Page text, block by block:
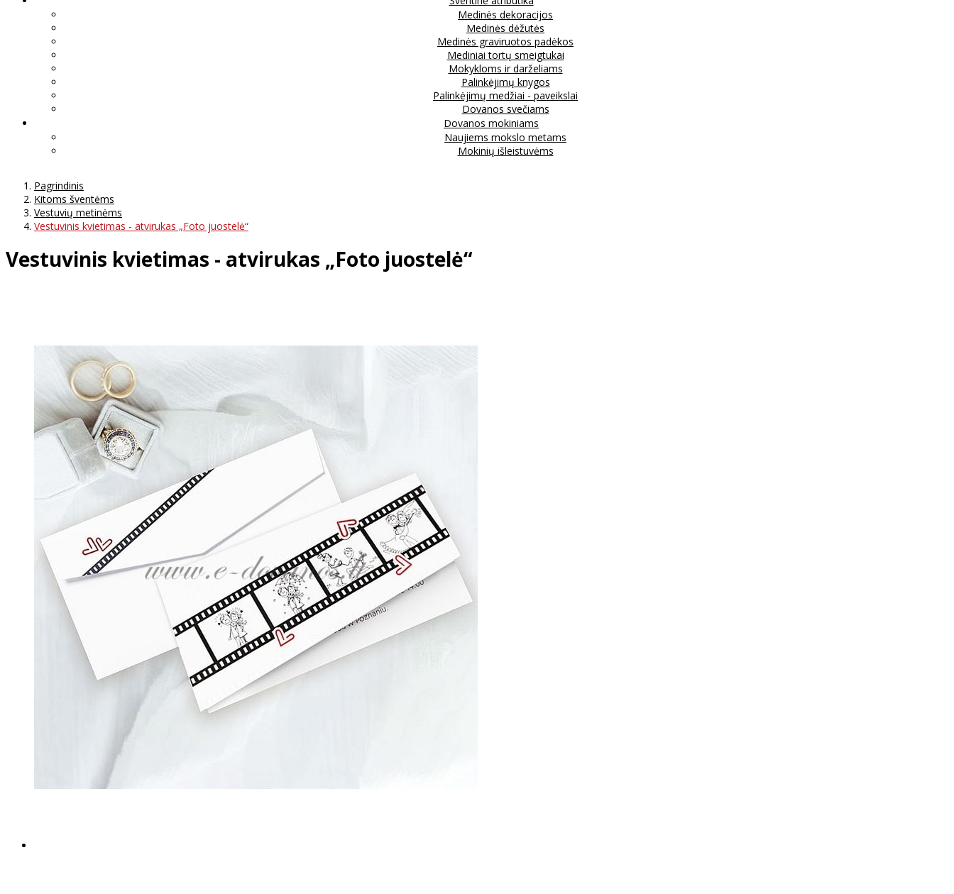
Medinės dekoracijos
Medinės dėžutės
Medinės graviruotos padėkos
Mediniai tortų smeigtukai
Mokykloms ir darželiams
Palinkėjimų knygos
Palinkėjimų medžiai - paveikslai
Dovanos svečiams
Dovanos mokiniams
Naujiems mokslo metams
Mokinių išleistuvėms
Pagrindinis
Kitoms šventėms
Vestuvių metinėms
Vestuvinis kvietimas - atvirukas „Foto juostelė“
Vestuvinis kvietimas - atvirukas „Foto juostelė“